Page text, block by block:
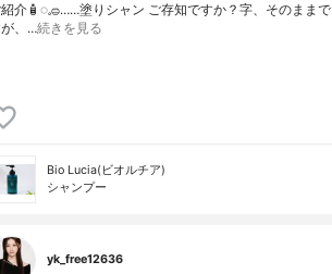
介🧴‎◌𓈒𓐍⁡……⁡⁡⁡⁡塗りシャン ご存知ですか？⁡⁡⁡⁡字、そのままで
、…続きを見る
Bio Lucia(ビオルチア)
シャンプー
yk_free12636